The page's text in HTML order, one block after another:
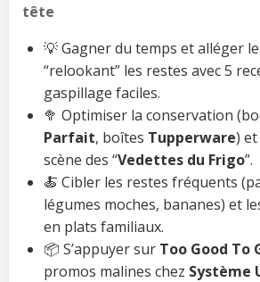
tête
💡 Gagner du temps et alléger
“relookant” les restes avec 5
gaspillage faciles.
🥦 Optimiser la conservation
Parfait, boîtes Tupperware)
scène des “Vedettes du Frigo”.
🍝 Cibler les restes fréquents
légumes moches, bananes) et
en plats familiaux.
📦 S’appuyer sur Too Good To
promos malines chez Système